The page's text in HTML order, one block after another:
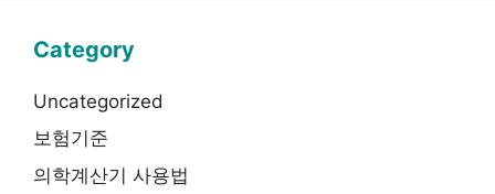
Category
Uncategorized
보험기준
의학계산기 사용법